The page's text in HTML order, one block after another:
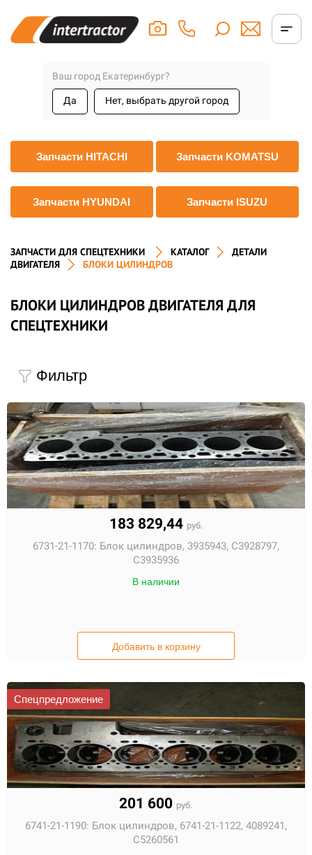
Ваш город Екатеринбург?
Да Нет, выбрать другой город
Запчасти HITACHI Запчасти KOMATSU
Запчасти HYUNDAI Запчасти ISUZU
ЗАПЧАСТИ ДЛЯ СПЕЦТЕХНИКИ КАТАЛОГ
ДЕТАЛИ
ДВИГАТЕЛЯ
БЛОКИ ЦИЛИНДРОВ
БЛОКИ ЦИЛИНДРОВ ДВИГАТЕЛЯ ДЛЯ
СПЕЦТЕХНИКИ
Фильтр
183 829,44 руб.
6731-21-1170: Блок цилиндров, 3935943, С3928797,
С3935936
В наличии
Добавить в корзину
Спецпредложение
201 600 руб.
6741-21-1190: Блок цилиндров, 6741-21-1122, 4089241,
С5260561